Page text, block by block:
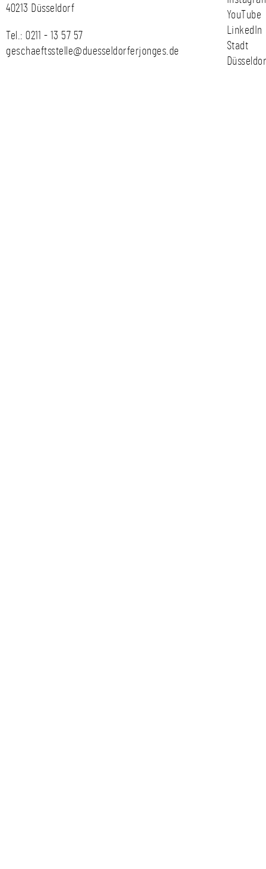
40213 Düsseldorf
Tel.: 0211 - 13 57 57
geschaeftsstelle@duesseldorferjonges.de
YouTube
LinkedIn
Stadt